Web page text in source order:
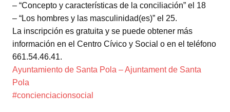
– “Concepto y características de la conciliación” el 18
– “Los hombres y las masculinidad(es)” el 25.
La inscripción es gratuita y se puede obtener más
información en el Centro Cívico y Social o en el teléfono
661.54.46.41.
Ayuntamiento de Santa Pola – Ajuntament de Santa
Pola
#concienciacionsocial